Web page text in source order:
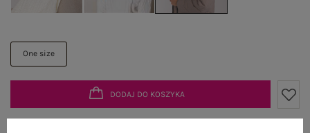
One size
DODAJ DO KOSZYKA